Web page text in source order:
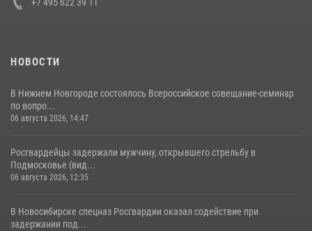
НОВОСТИ
В Нижнем Новгороде состоялось Всероссийское совещание-семинар
по вопро...
06 августа 2026, 14:47
Росгвардейцы задержали мужчину, открывшего стрельбу в
Подмосковье (вид...
06 августа 2026, 12:35
В Новосибирске спецназ Росгвардии оказал содействие при
задержании под...